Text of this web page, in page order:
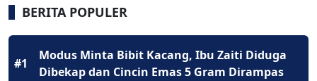
BERITA POPULER
#1
Modus Minta Bibit Kacang, Ibu Zaiti Diduga
Dibekap dan Cincin Emas 5 Gram Dirampas